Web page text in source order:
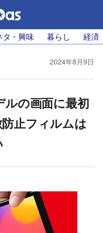
タ・興味 暮らし 経済
2024年8月9日
の画面に最初
止フィルムは